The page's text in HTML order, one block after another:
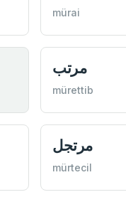
mürai
مرتب
mürettib
مرتجل
mürtecil